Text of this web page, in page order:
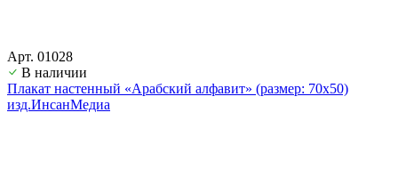
Арт. 01028
В наличии
Плакат настенный «Арабский алфавит» (размер: 70х50)
изд.ИнсанМедиа